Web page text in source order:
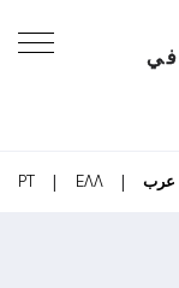
عرب |
ΕΛΛ
|
PT